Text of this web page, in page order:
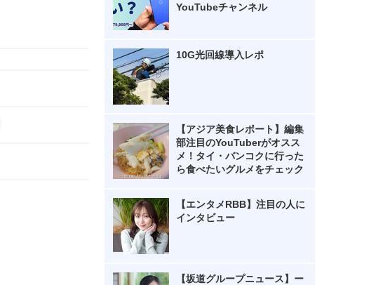
YouTubeチャンネル
10G光回線導入レポ
【アジア美食レポート】編集
部注目のYouTuberがオスス
メ！タイ・バンコクに行った
ら食べたいグルメをチェック
【エンタメRBB】注目の人に
インタビュー
【坂道グループニュース】ー